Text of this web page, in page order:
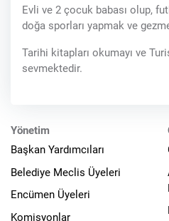
Evli ve 2 çocuk babası olup,
doğa sporları yapmak ve
Tarihi kitapları okumayı ve
sevmektedir.
Yönetim
Başkan Yardımcıları
Belediye Meclis Üyeleri
Encümen Üyeleri
Komisyonlar